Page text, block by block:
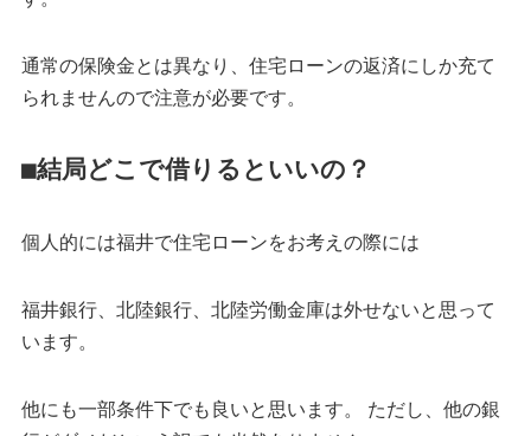
通常の保険金とは異なり、住宅ローンの返済にしか充て
られませんので注意が必要です。
■結局どこで借りるといいの？
個人的には福井で住宅ローンをお考えの際には
福井銀行、北陸銀行、北陸労働金庫は外せないと思って
います。
他にも一部条件下でも良いと思います。 ただし、他の銀